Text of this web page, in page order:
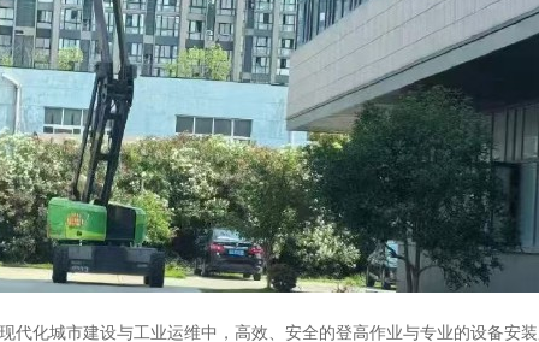
代化城市建设与工业运维中，高效、安全的登高作业与专业的设备安